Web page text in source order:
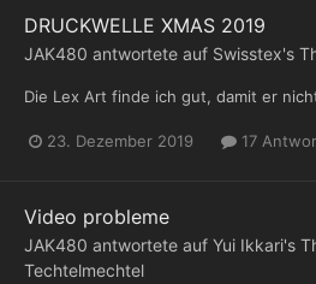
DRUCKWELLE XMAS 2019
JAK480 antwortete auf Swisstex's
Die Lex Art finde ich gut, damit er
23. Dezember 2019 17
Video probleme
JAK480 antwortete auf Yui Ikkari's
Techtelmechtel